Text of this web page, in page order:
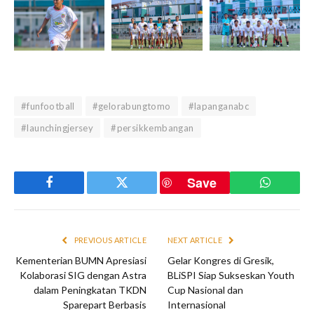
#funfootball #gelorabungtomo
#lapanganabc
#launchingjersey
#persikkembangan
Facebook Twitter
Save
PREVIOUS ARTICLE
Kementerian BUMN Apresiasi
Kolaborasi SIG dengan Astra
dalam Peningkatan TKDN
Sparepart Berbasis
NEXT ARTICLE
Gelar Kongres di Gresik,
BLiSPI Siap Sukseskan Youth
Cup Nasional dan
Internasional